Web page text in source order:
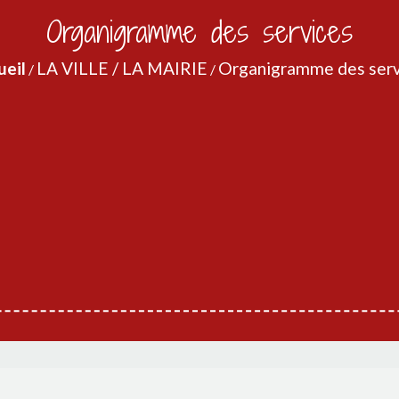
Organigramme des services
/ LA VILLE / LA MAIRIE / Organigramme des